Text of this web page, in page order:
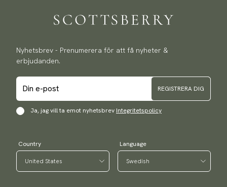
Nyhetsbrev - Prenumerera för att få nyheter &
erbjudanden.
REGISTRERA DIG
Ja, jag vill ta emot nyhetsbrev Integritetspolicy
Country Language